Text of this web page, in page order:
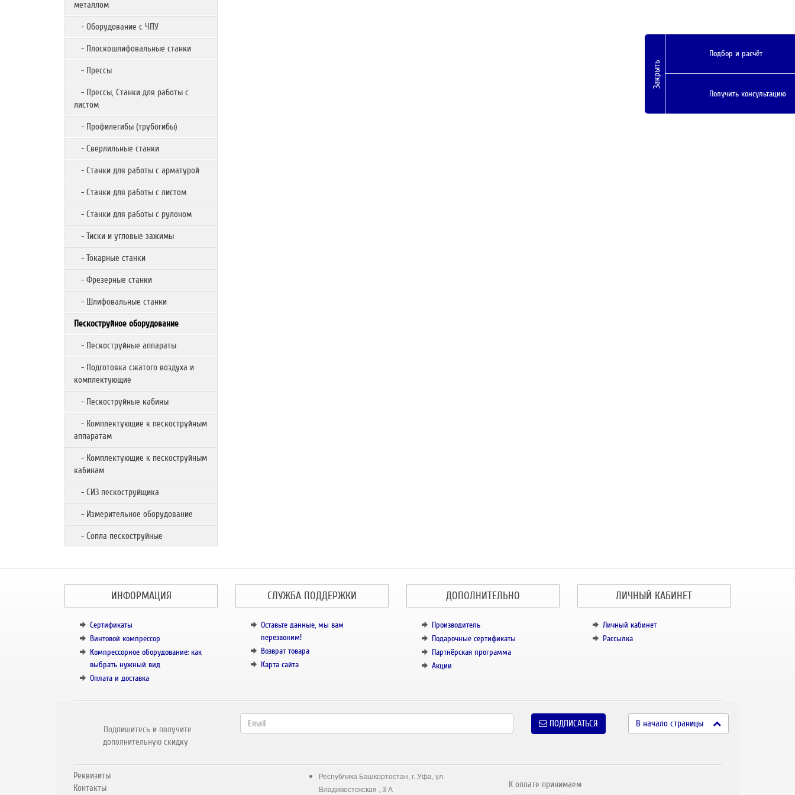
металлом
- Оборудование с ЧПУ
- Плоскошлифовальные станки
- Прессы
- Прессы, Станки для работы с
листом
- Профилегибы (трубогибы)
- Сверлильные станки
- Станки для работы с арматурой
- Станки для работы с листом
- Станки для работы с рулоном
- Тиски и угловые зажимы
- Токарные станки
- Фрезерные станки
- Шлифовальные станки
Пескоструйное оборудование
- Пескоструйные аппараты
- Подготовка сжатого воздуха и
комплектующие
- Пескоструйные кабины
- Комплектующие к пескоструйным
аппаратам
- Комплектующие к пескоструйным
кабинам
- СИЗ пескоструйщика
- Измерительное оборудование
- Сопла пескоструйные
ИНФОРМАЦИЯ
Сертификаты
Винтовой компрессор
Компрессорное оборудование: как
выбрать нужный вид
Оплата и доставка
СЛУЖБА ПОДДЕРЖКИ
Оставьте данные, мы вам
перезвоним!
Возврат товара
Карта сайта
ДОПОЛНИТЕЛЬНО
Производитель
Подарочные сертификаты
Партнёрская программа
Акции
ЛИЧНЫЙ КАБИНЕТ
Личный кабинет
Рассылка
Подпишитесь и получите
дополнительную скидку
ПОДПИСАТЬСЯ В начало страницы
Реквизиты
Контакты
Республика Башкортостан, г. Уфа, ул.
Владивостокская , 3 А
К оплате принимаем
Закрыть
Подбор и расчёт
Получить консультацию